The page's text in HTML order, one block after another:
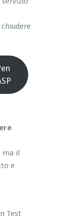
ma il
e
Test